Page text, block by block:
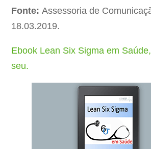
Fonte:Assessoria de
18.03.2019.
Ebook Lean Six Sigma em
seu.